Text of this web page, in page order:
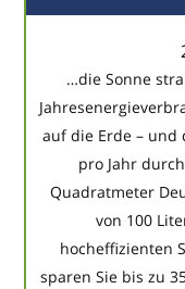
…die Sonne
auf die Erde – und
pro Jahr
Quadratmeter
von 100
hocheffizienten
sparen Sie bis zu